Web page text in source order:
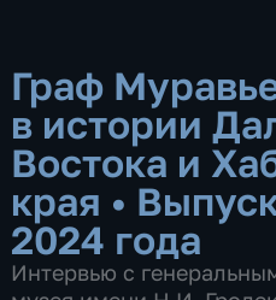
Граф
в истории
Востока и
края •
2024 года
Интервью с